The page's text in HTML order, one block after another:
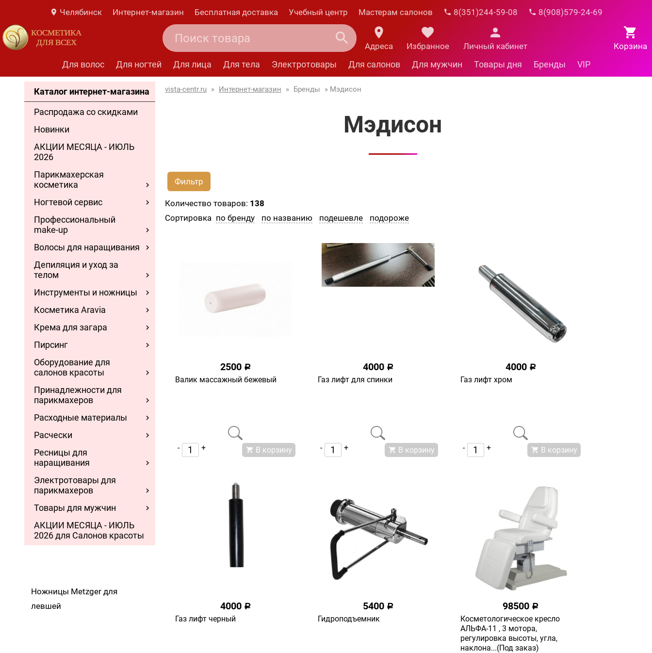
Челябинск Интернет-магазин Бесплатная доставка Учебный центр Мастерам салонов 8(351)244-59-08 8(908)579-24-69
КОСМЕТИКА
ДЛЯ ВСЕХ
Корзина
Адреса Избранное Личный кабинет
Для волос Для ногтей Для лица Для тела Электротовары Для салонов Для мужчин Товары дня Бренды VIP
Каталог интернет-магазина
Распродажа со скидками
Новинки
АКЦИИ МЕСЯЦА - ИЮЛЬ
2026
Парикмахерская
косметика
Ногтевой сервис
Профессиональный
make-up
Волосы для наращивания
Депиляция и уход за
телом
Инструменты и ножницы
Косметика Aravia
Крема для загара
Пирсинг
Оборудование для
салонов красоты
Принадлежности для
парикмахеров
Расходные материалы
Расчески
Ресницы для
наращивания
Электротовары для
парикмахеров
Товары для мужчин
АКЦИИ МЕСЯЦА - ИЮЛЬ
2026 для Салонов красоты
Ножницы Metzger для
левшей
vista-centr.ru » Интернет-магазин » Бренды » Мэдисон
Мэдисон
Фильтр
Количество товаров: 138
Сортировка по бренду по названию подешевле подороже
2500 a
Валик массажный бежевый
- + В корзину
4000 a
Газ лифт для спинки
- + В корзину
4000 a
Газ лифт хром
- + В корзину
4000 a
Газ лифт черный
5400 a
Гидроподъемник
98500 a
Косметологическое кресло
АЛЬФА-11 , 3 мотора,
регулировка высоты, угла,
наклона...(Под заказ)